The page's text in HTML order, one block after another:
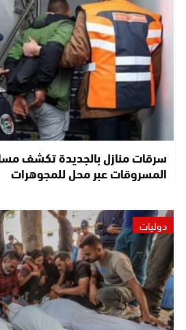
سرقات منازل بالجديدة تكشف
المسروقات عبر محل للمجوهرات
دوليات